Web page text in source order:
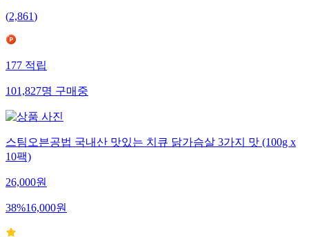
(2,861)
177 적립
101,827명 구매중
스팀오븐공법 국내산 맛있는 치큐 닭가슴살 3가지 맛 (100g x
10팩)
26,000원
38%16,000원